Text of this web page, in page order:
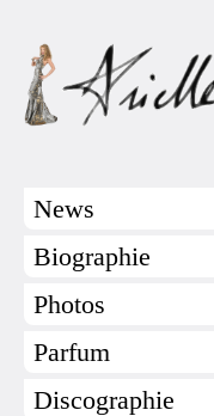
News
Biographie
Photos
Parfum
Discographie